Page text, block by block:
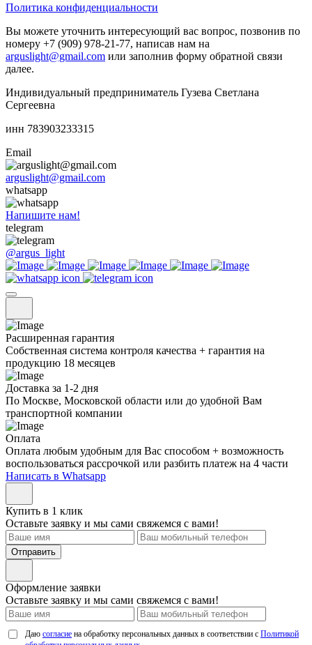
Политика конфиденциальности
Вы можете уточнить интересующий вас вопрос, позвонив по
номеру +7 (909) 978-21-77, написав нам на
arguslight@gmail.com или заполнив форму обратной связи
далее.
Индивидуальный предприниматель Гузева Светлана
Сергеевна
инн 783903233315
Email
arguslight@gmail.com
whatsapp
Напишите нам!
telegram
@argus_light
Расширенная гарантия
Собственная система контроля качества + гарантия на
продукцию 18 месяцев
Доставка за 1-2 дня
По Москве, Московской области или до удобной Вам
транспортной компании
Оплата
Оплата любым удобным для Вас способом + возможность
воспользоваться рассрочкой или разбить платеж на 4 части
Написать в Whatsapp
Купить в 1 клик
Оставьте заявку и мы сами свяжемся с вами!
Отправить
Оформление заявки
Оставьте заявку и мы сами свяжемся с вами!
Даю согласие на обработку персональных данных в соответствии с Политикой